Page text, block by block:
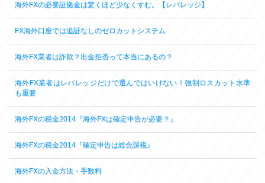
海外FXの必要証拠金は驚くほど少なくすむ。【レバレッジ】
FX海外口座では追証なしのゼロカットシステム
海外FX業者は詐欺？出金拒否って本当にあるの？
海外FX業者はレバレッジだけで選んではいけない！強制ロスカット水準
も重要
海外FXの税金2014『海外FXは確定申告が必要？』
海外FXの税金2014『確定申告は総合課税』
海外FXの入金方法・手数料